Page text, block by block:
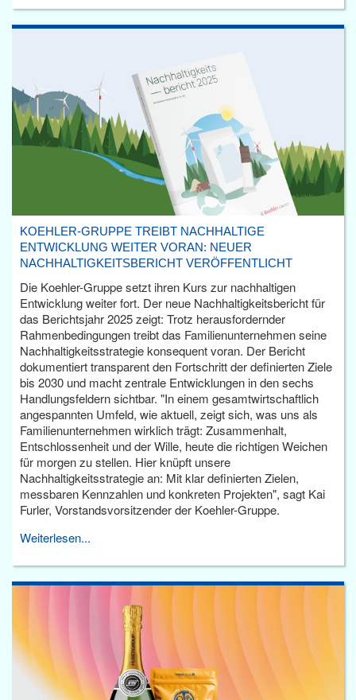
KOEHLER-GRUPPE TREIBT NACHHALTIGE
ENTWICKLUNG WEITER VORAN: NEUER
NACHHALTIGKEITSBERICHT VERÖFFENTLICHT
Die Koehler-Gruppe setzt ihren Kurs zur nachhaltigen
Entwicklung weiter fort. Der neue Nachhaltigkeitsbericht für
das Berichtsjahr 2025 zeigt: Trotz herausfordernder
Rahmenbedingungen treibt das Familienunternehmen seine
Nachhaltigkeitsstrategie konsequent voran. Der Bericht
dokumentiert transparent den Fortschritt der definierten Ziele
bis 2030 und macht zentrale Entwicklungen in den sechs
Handlungsfeldern sichtbar. "In einem gesamtwirtschaftlich
angespannten Umfeld, wie aktuell, zeigt sich, was uns als
Familienunternehmen wirklich trägt: Zusammenhalt,
Entschlossenheit und der Wille, heute die richtigen Weichen
für morgen zu stellen. Hier knüpft unsere
Nachhaltigkeitsstrategie an: Mit klar definierten Zielen,
messbaren Kennzahlen und konkreten Projekten", sagt Kai
Furler, Vorstandsvorsitzender der Koehler-Gruppe.
Weiterlesen...